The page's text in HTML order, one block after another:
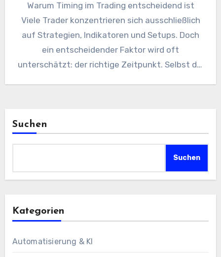
Warum Timing im Trading entscheidend ist
Viele Trader konzentrieren sich ausschließlich
auf Strategien, Indikatoren und Setups. Doch
ein entscheidender Faktor wird oft
unterschätzt: der richtige Zeitpunkt. Selbst die
Suchen
Suchen
Kategorien
Automatisierung & KI